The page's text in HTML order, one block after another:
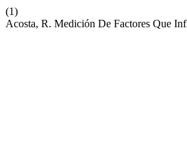
(1)
Acosta, R. Medición De Factores Que